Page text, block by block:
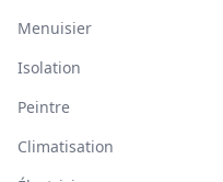
Menuisier
Isolation
Peintre
Climatisation